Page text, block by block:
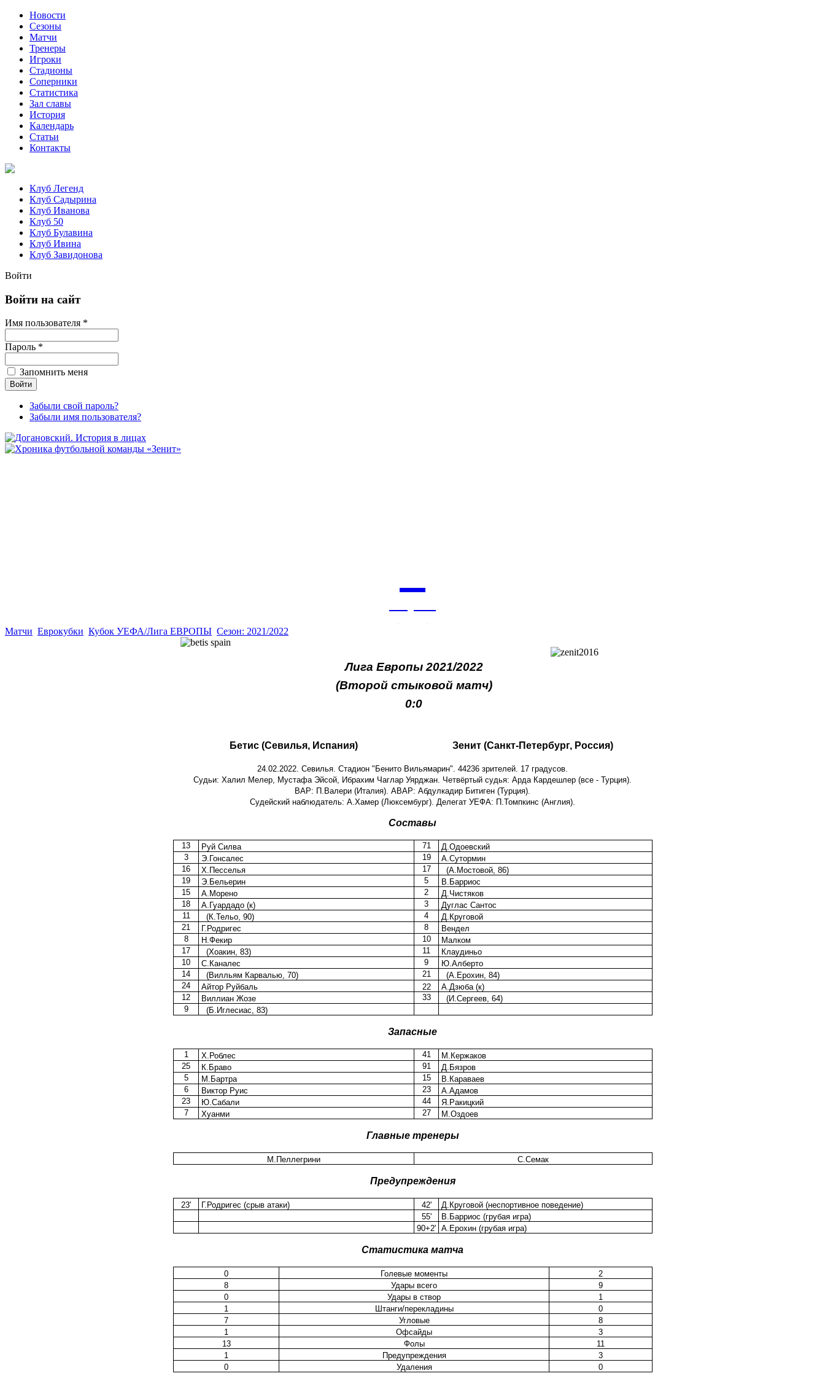
Новости
Сезоны
Матчи
Тренеры
Игроки
Стадионы
Соперники
Статистика
Зал славы
История
Календарь
Статьи
Контакты
Клуб Легенд
Клуб Садырина
Клуб Иванова
Клуб 50
Клуб Булавина
Клуб Ивина
Клуб Завидонова
Войти
Войти на сайт
Имя пользователя *
Пароль *
Запомнить меня
Забыли свой пароль?
Забыли имя пользователя?
Матчи Еврокубки Кубок УЕФА/Лига ЕВРОПЫ Сезон: 2021/2022
Лига Европы 2021/2022
(Второй стыковой матч)
0:0
Бетис (Севилья, Испания) Зенит (Санкт-Петербург, Россия)
24.02.2022. Севилья. Стадион "Бенито Вильямарин". 44236 зрителей. 17 градусов.
Судьи: Халил Мелер, Мустафа Эйсой, Ибрахим Чаглар Уярджан. Четвёртый судья: Арда Кардешлер (все - Турция).
ВАР: П.Валери (Италия). АВАР: Абдулкадир Битиген (Турция).
Судейский наблюдатель: А.Хамер (Люксембург). Делегат УЕФА: П.Томпкинс (Англия).
Составы
13 Руй Силва 71
Д.Одоевский
3
Э.Гонсалес 19
А.Сутормин
16
Х.Песселья 17
(А.Мостовой, 86)
19
Э.Бельерин 5
В.Барриос
15
А.Морено 2
Д.Чистяков
18
А.Гуардадо (к) 3
Дуглас Сантос
11
(К.Тельо, 90) 4
Д.Круговой
21
Г.Родригес 8
Вендел
8
Н.Фекир 10
Малком
17
(Хоакин, 83) 11
Клаудиньо
10
С.Каналес 9
Ю.Алберто
14
(Вилльям Карвалью, 70) 21
(А.Ерохин, 84)
24
Айтор Руйбаль 22
А.Дзюба (к)
12
Виллиан Жозе 33
(И.Сергеев, 64)
9
(Б.Иглесиас, 83)
Запасные
1 Х.Роблес 41
М.Кержаков
25
К.Браво 91
Д.Бязров
5
М.Бартра 15
В.Караваев
6
Виктор Руис 23
А.Адамов
23
Ю.Сабали 44
Я.Ракицкий
7
Хуанми 27 М.Оздоев
Главные тренеры
М.Пеллегрини С.Семак
Предупреждения
23' Г.Родригес (срыв атаки) 42'
Д.Круговой (неспортивное поведение)
55'
В.Барриос (грубая игра)
90+2' А.Ерохин (грубая игра)
Статистика матча
0 Голевые моменты
2
8
Удары всего
9
0
Удары в створ
1
1
Штанги/перекладины
0
7
Угловые
8
1
Офсайды
3
13
Фолы
11
1
Предупреждения
3
0
Удаления 0